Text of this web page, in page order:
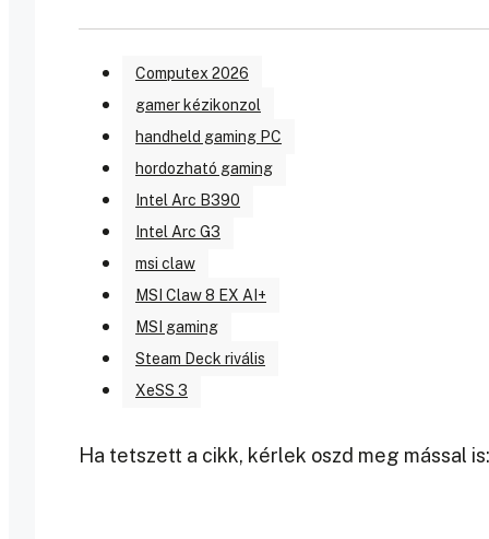
Computex 2026
gamer kézikonzol
handheld gaming PC
hordozható gaming
Intel Arc B390
Intel Arc G3
msi claw
MSI Claw 8 EX AI+
MSI gaming
Steam Deck rivális
XeSS 3
Ha tetszett a cikk, kérlek oszd meg mással is: